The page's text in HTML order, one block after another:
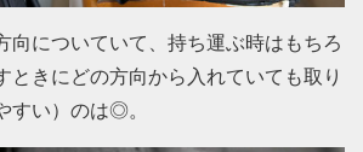
向についていて、持ち運ぶ時はもちろ
ときにどの方向から入れていても取り
すい）のは◎。